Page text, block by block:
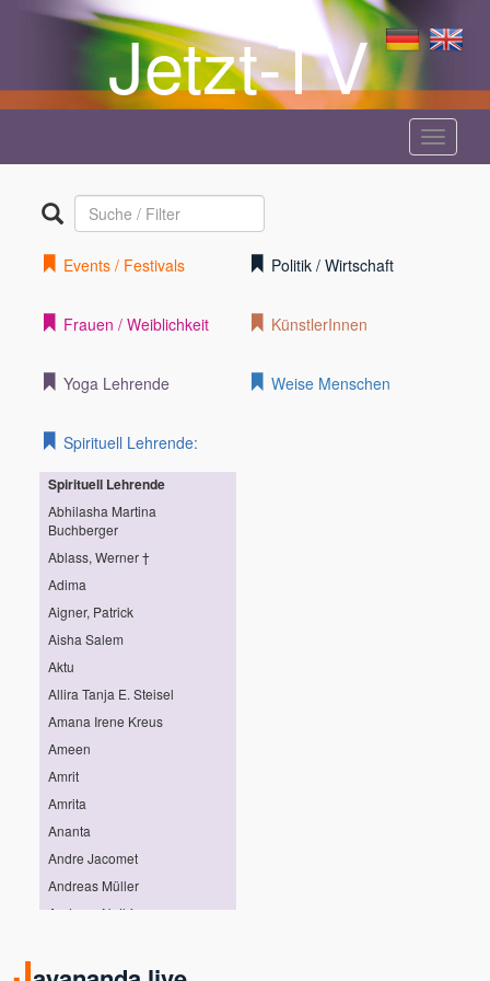
Jetzt-TV
Menü
Events / Festivals Politik / Wirtschaft
Frauen / Weiblichkeit KünstlerInnen
Yoga Lehrende Weise Menschen
Spirituell Lehrende:
Spirituell Lehrende
Abhilasha Martina
Buchberger
Ablass, Werner †
Adima
Aigner, Patrick
Aisha Salem
Aktu
Allira Tanja E. Steisel
Amana Irene Kreus
Ameen
Amrit
Amrita
Ananta
Andre Jacomet
Andreas Müller
Andreas Nothing
Andreas Stötter